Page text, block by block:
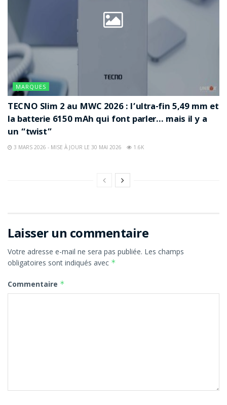
MARQUES
TECNO Slim 2 au MWC 2026 : l’ultra-fin 5,49 mm et
la batterie 6150 mAh qui font parler… mais il y a
un “twist”
3 MARS 2026 - MISE À JOUR LE 30 MAI 2026 1.6K
Laisser un commentaire
Votre adresse e-mail ne sera pas publiée. Les champs
obligatoires sont indiqués avec *
Commentaire *